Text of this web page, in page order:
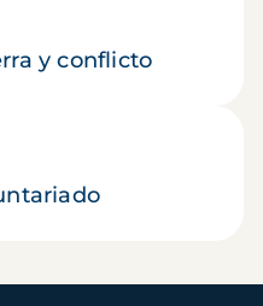
y conflicto